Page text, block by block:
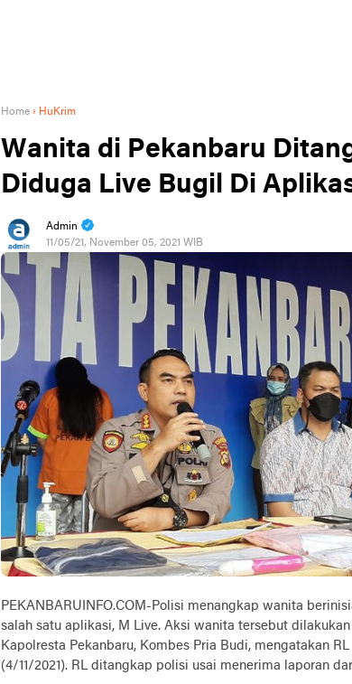
Home › HuKrim
Wanita di Pekanbaru
Diduga Live Bugil Di
Admin
11/05/21, November 05, 2021 WIB
PEKANBARUINFO.COM-Polisi menangkap wanita
salah satu aplikasi, M Live. Aksi wanita tersebut
Kapolresta Pekanbaru, Kombes Pria Budi, mengatakan
(4/11/2021). RL ditangkap polisi usai menerima laporan